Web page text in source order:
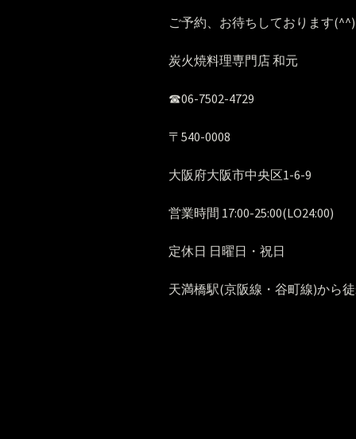
ご予約、お待ちしております
炭火焼料理専門店 和元
☎︎06-7502-4729
〒540-0008
大阪府大阪市中央区1-6-9
営業時間 17:00-25:00(LO24:00)
定休日 日曜日・祝日
天満橋駅(京阪線・谷町線)から